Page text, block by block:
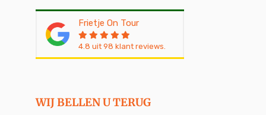
Frietje On Tour
4.8 uit 98 klant reviews.
WIJ BELLEN U TERUG